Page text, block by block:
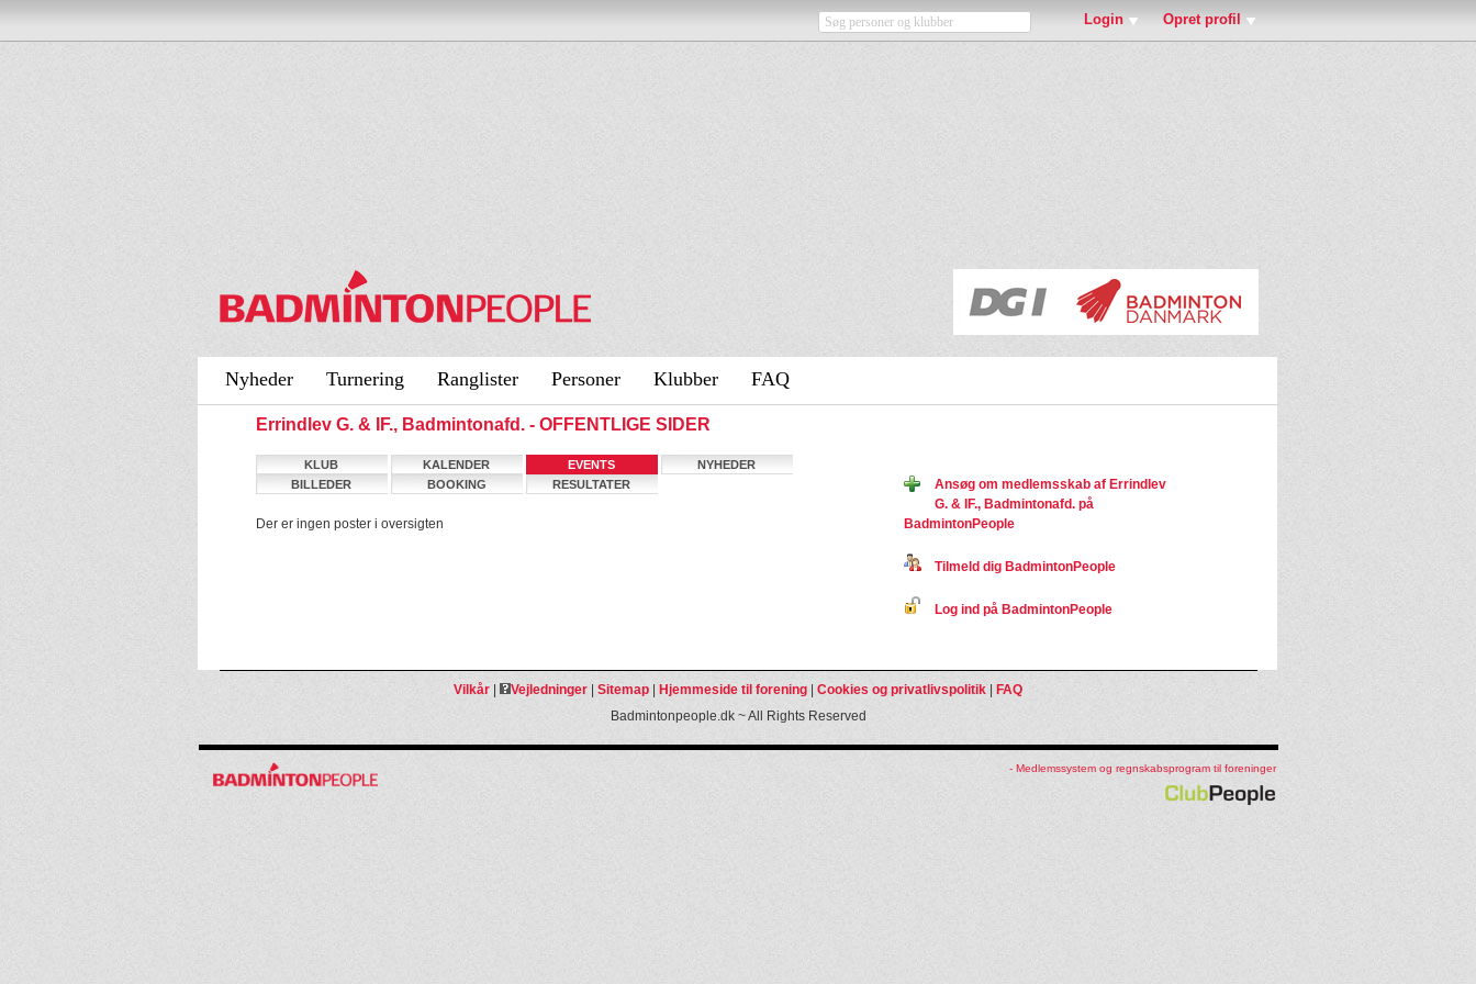
Login Opret profil
Nyheder Turnering Ranglister Personer Klubber FAQ
Errindlev G. & IF., Badmintonafd. - OFFENTLIGE SIDER
KLUB KALENDER EVENTS
NYHEDER
BILLEDER
BOOKING RESULTATER
Der er ingen poster i oversigten
Ansøg om medlemsskab af Errindlev
G. & IF., Badmintonafd. på
BadmintonPeople
Tilmeld dig BadmintonPeople
Log ind på BadmintonPeople
Vilkår Vejledninger Sitemap Hjemmeside til forening Cookies og privatlivspolitik
FAQ
Badmintonpeople.dk ~ All Rights Reserved
- Medlemssystem og regnskabsprogram til foreninger